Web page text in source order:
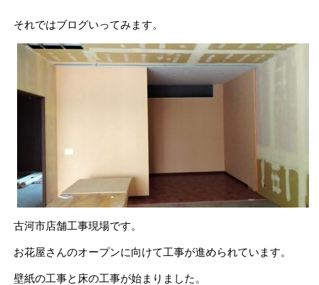
それではブログいってみます。
古河市店舗工事現場です。
お花屋さんのオープンに向けて工事が進められています。
壁紙の工事と床の工事が始まりました。